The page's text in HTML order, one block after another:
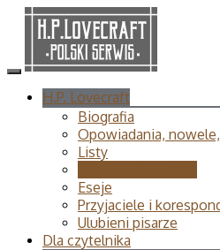
H.P. Lovecraft
Biografia
Opowiadania,
Listy
Eseje
Przyjaciele i
Ulubieni pisarze
Dla czytelnika